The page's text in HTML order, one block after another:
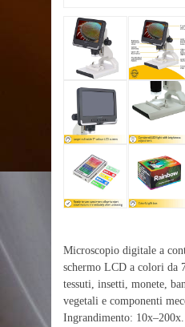
Microscopio digitale a
schermo LCD a colori da
tessuti, insetti, monete,
vegetali e componenti
Ingrandimento: